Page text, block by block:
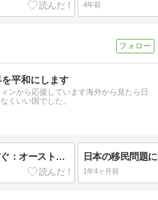
4年前
を平和にします
ンから応援しています海外から見たら日
くいい国でした。
褒めて育てて、不正を防ぐ：オーストラリアのNPO事情 日本の移民問題
1年4ヶ月前